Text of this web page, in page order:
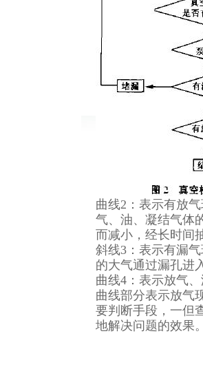
曲线2：表示有放
气、油、凝结气体
而减小，经长时间
斜线3：表示有漏
的大气通过漏孔进
曲线4：表示放气
曲线部分表示放气
要判断手段，一但
地解决问题的效果